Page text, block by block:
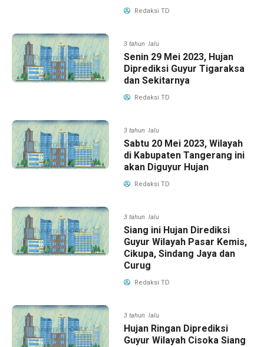
Redaksi TD
3 tahun lalu
Senin 29 Mei 2023, Hujan
Diprediksi Guyur Tigaraksa
dan Sekitarnya
Redaksi TD
3 tahun lalu
Sabtu 20 Mei 2023, Wilayah
di Kabupaten Tangerang ini
akan Diguyur Hujan
Redaksi TD
3 tahun lalu
Siang ini Hujan Dirediksi
Guyur Wilayah Pasar Kemis,
Cikupa, Sindang Jaya dan
Curug
Redaksi TD
3 tahun lalu
Hujan Ringan Diprediksi
Guyur Wilayah Cisoka Siang